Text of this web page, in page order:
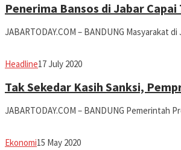
Penerima Bansos di Jabar Capai
JABARTODAY.COM – BANDUNG Masyarakat
HeadlineAvila
17 July 2020
Tak Sekedar Kasih Sanksi,
JABARTODAY.COM – BANDUNG Pemerintah
EkonomiJabar
15 May 2020